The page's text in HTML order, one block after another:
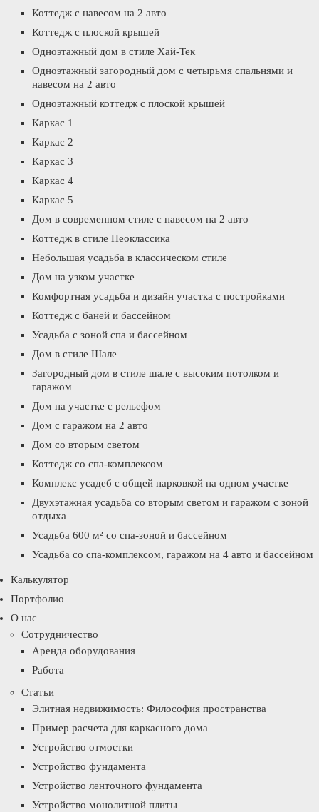
Коттедж с навесом на 2 авто
Коттедж с плоской крышей
Одноэтажный дом в стиле Хай-Тек
Одноэтажный загородный дом с четырьмя спальнями и
навесом на 2 авто
Одноэтажный коттедж с плоской крышей
Каркас 1
Каркас 2
Каркас 3
Каркас 4
Каркас 5
Дом в современном стиле с навесом на 2 авто
Коттедж в стиле Неоклассика
Небольшая усадьба в классическом стиле
Дом на узком участке
Комфортная усадьба и дизайн участка с постройками
Коттедж с баней и бассейном
Усадьба с зоной спа и бассейном
Дом в стиле Шале
Загородный дом в стиле шале с высоким потолком и
гаражом
Дом на участке с рельефом
Дом с гаражом на 2 авто
Дом со вторым светом
Коттедж со спа-комплексом
Комплекс усадеб с общей парковкой на одном участке
Двухэтажная усадьба со вторым светом и гаражом с зоной
отдыха
Усадьба 600 м² со спа-зоной и бассейном
Усадьба со спа-комплексом, гаражом на 4 авто и бассейном
Калькулятор
Портфолио
О нас
Сотрудничество
Аренда оборудования
Работа
Статьи
Элитная недвижимость: Философия пространства
Пример расчета для каркасного дома
Устройство отмостки
Устройство фундамента
Устройство ленточного фундамента
Устройство монолитной плиты